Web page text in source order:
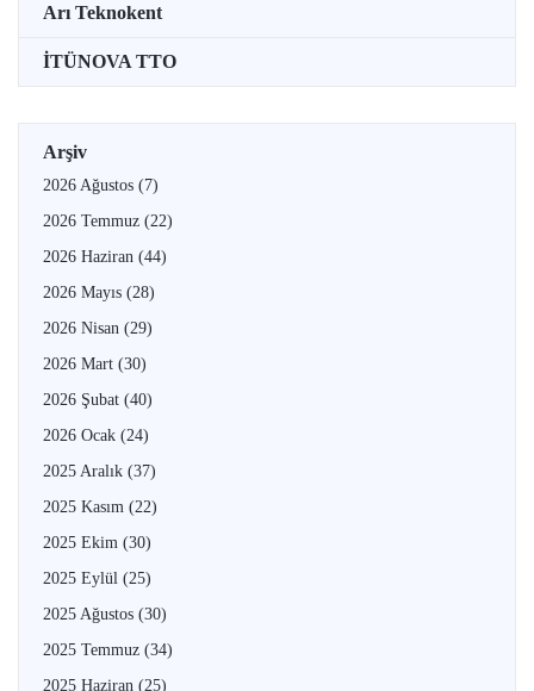
Arı Teknokent
İTÜNOVA TTO
Arşiv
2026 Ağustos (7)
2026 Temmuz (22)
2026 Haziran (44)
2026 Mayıs (28)
2026 Nisan (29)
2026 Mart (30)
2026 Şubat (40)
2026 Ocak (24)
2025 Aralık (37)
2025 Kasım (22)
2025 Ekim (30)
2025 Eylül (25)
2025 Ağustos (30)
2025 Temmuz (34)
2025 Haziran (25)